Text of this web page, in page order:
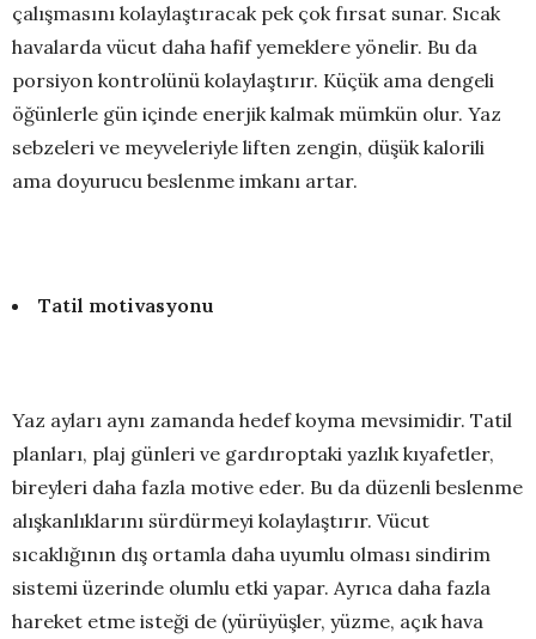
çalışmasını kolaylaştıracak pek çok fırsat sunar. Sıcak
havalarda vücut daha hafif yemeklere yönelir. Bu da
porsiyon kontrolünü kolaylaştırır. Küçük ama dengeli
öğünlerle gün içinde enerjik kalmak mümkün olur. Yaz
sebzeleri ve meyveleriyle liften zengin, düşük kalorili
ama doyurucu beslenme imkanı artar.
Tatil motivasyonu
Yaz ayları aynı zamanda hedef koyma mevsimidir. Tatil
planları, plaj günleri ve gardıroptaki yazlık kıyafetler,
bireyleri daha fazla motive eder. Bu da düzenli beslenme
alışkanlıklarını sürdürmeyi kolaylaştırır. Vücut
sıcaklığının dış ortamla daha uyumlu olması sindirim
sistemi üzerinde olumlu etki yapar. Ayrıca daha fazla
hareket etme isteği de (yürüyüşler, yüzme, açık hava